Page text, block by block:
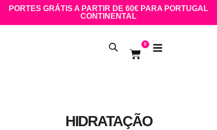
PORTES GRÁTIS A PARTIR DE 60€ PARA PORTUGAL
CONTINENTAL
0
HIDRATAÇÃO